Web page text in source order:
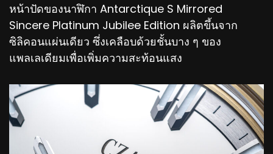
หน้าปัดของนาฬิกา Antarctique S Mirrored
Sincere Platinum Jubilee Edition ผลิตขึ้นจาก
ซิลิคอนแผ่นเดียว ซึ่งเคลือบด้วยชั้นบาง ๆ ของ
แพลเลเดียมเพื่อเพิ่มความสะท้อนแสง